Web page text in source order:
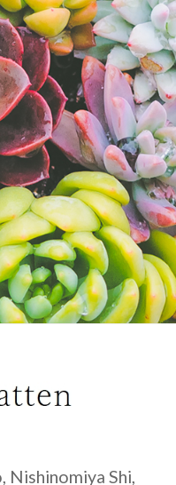
Nishinomiya Shi,